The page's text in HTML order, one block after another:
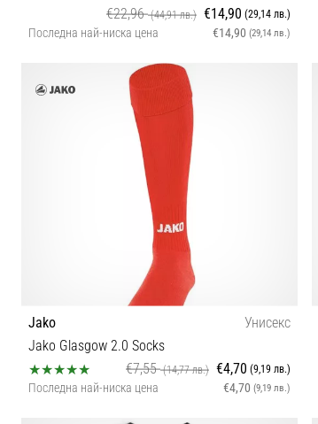
€22,96(44,91 лв.) €14,90 (29,14 лв.)
Последна най-ниска цена €14,90 (29,14 лв.)
116 128 140 152 164 176
Jako
Унисекс
Jako Glasgow 2.0 Socks
€7,55(14,77 лв.) €4,70 (9,19 лв.)
Последна най-ниска цена €4,70 (9,19 лв.)